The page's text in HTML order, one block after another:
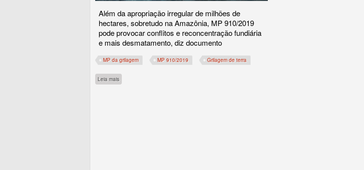
Além da apropriação irregular de milhões de
hectares, sobretudo na Amazônia, MP 910/2019
pode provocar conflitos e reconcentração fundiária
e mais desmatamento, diz documento
MP da grilagem MP 910/2019 Grilagem de terra
Leia mais